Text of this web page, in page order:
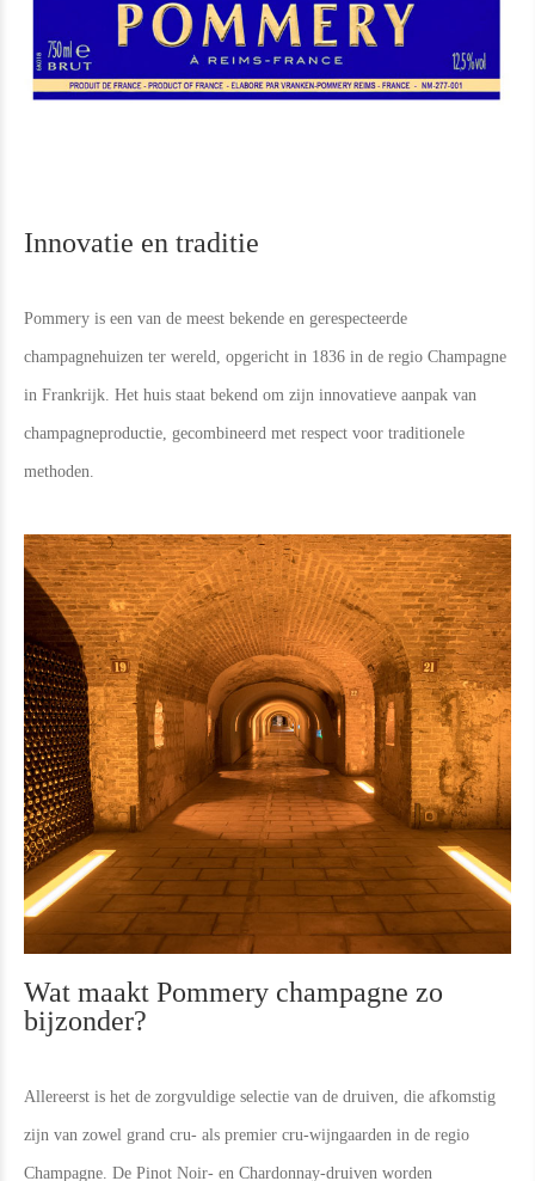
Innovatie en traditie
Pommery is een van de meest bekende en gerespecteerde
champagnehuizen ter wereld, opgericht in 1836 in de regio Champagne
in Frankrijk. Het huis staat bekend om zijn innovatieve aanpak van
champagneproductie, gecombineerd met respect voor traditionele
methoden.
Wat maakt Pommery champagne zo
bijzonder?
Allereerst is het de zorgvuldige selectie van de druiven, die afkomstig
zijn van zowel grand cru- als premier cru-wijngaarden in de regio
Champagne. De Pinot Noir- en Chardonnay-druiven worden